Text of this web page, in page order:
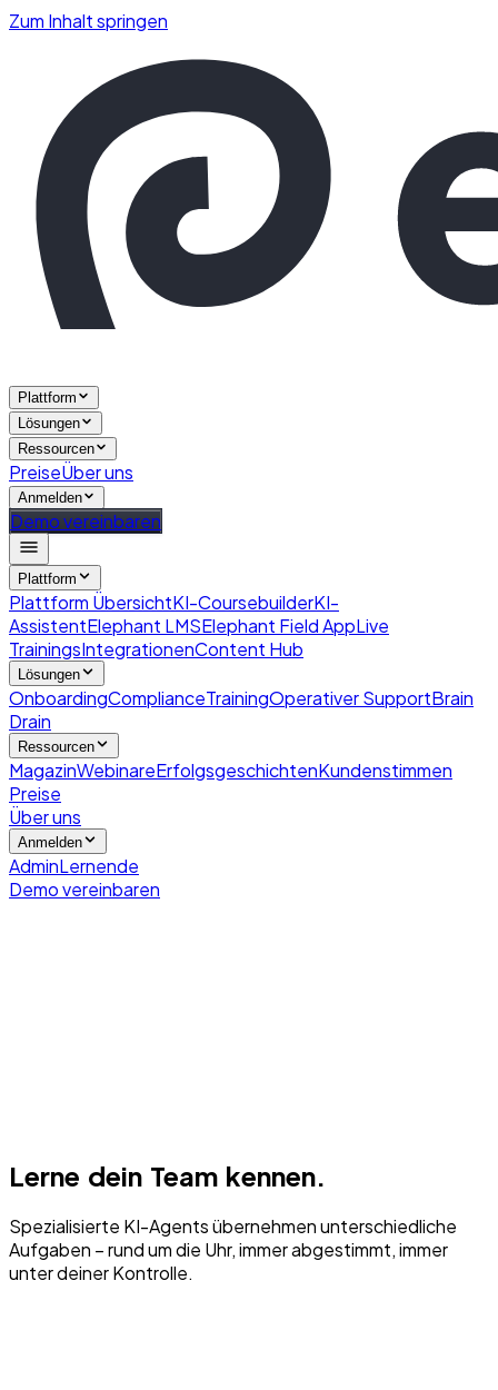
Zum Inhalt springen
Plattform
Lösungen
Ressourcen
PreiseÜber uns
Anmelden
Demo vereinbaren
Plattform
Plattform ÜbersichtKI-CoursebuilderKI-
AssistentElephant LMSElephant Field AppLive
TrainingsIntegrationenContent Hub
Lösungen
OnboardingComplianceTrainingOperativer SupportBrain
Drain
Ressourcen
MagazinWebinareErfolgsgeschichtenKundenstimmen
Preise
Über uns
Anmelden
AdminLernende
Demo vereinbaren
Lerne dein Team kennen.
Spezialisierte KI-Agents übernehmen unterschiedliche
Aufgaben – rund um die Uhr, immer abgestimmt, immer
unter deiner Kontrolle.